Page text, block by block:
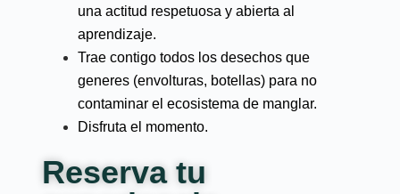
una actitud respetuosa y abierta al
aprendizaje.
Trae contigo todos los desechos que
generes (envolturas, botellas) para no
contaminar el ecosistema de manglar.
Disfruta el momento.
Reserva tu